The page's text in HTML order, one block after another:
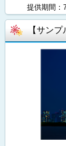
提供期間：
【サン